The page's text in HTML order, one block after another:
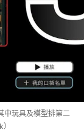
中玩具及模型排第二